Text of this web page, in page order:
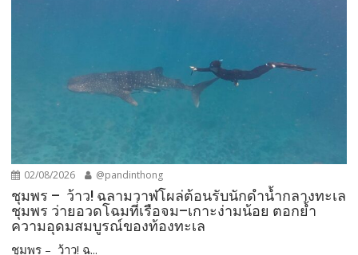
02/08/2026 @pandinthong
ชุมพร – ว้าว! ฉลามวาฬโผล่ต้อนรับนักดำน้ำกลางทะเล
ชุมพร ว่ายอวดโฉมที่เรือจม–เกาะง่ามน้อย ตอกย้ำ
ความอุดมสมบูรณ์ของท้องทะเล
ชุมพร – ว้าว! ฉ...